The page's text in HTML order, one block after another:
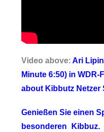
Video above: Ari
Minute 6:50) in
about Kibbutz Netzer
Genießen Sie einen
besonderen Kibbuz.